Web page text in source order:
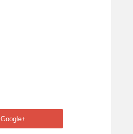
Google+